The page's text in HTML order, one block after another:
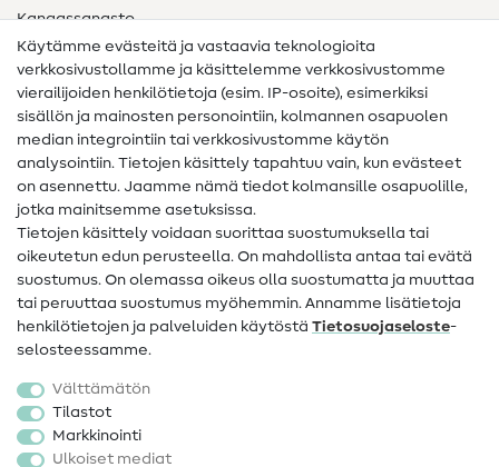
Kangassanasto
Ompelusanasto
Ompeluohjeet
Apua ja yhteystiedot
Yhteystiedot
Tietoa omistajanvaihdoksesta
Peruutusoikeus
Suosittu
Kankaat
Ompelutarvikkeet
Käytämme evästeitä ja vastaavia teknologioita
verkkosivustollamme ja käsittelemme verkkosivustomme
vierailijoiden henkilötietoja (esim. IP-osoite), esimerkiksi
sisällön ja mainosten personointiin, kolmannen osapuolen
median integrointiin tai verkkosivustomme käytön
analysointiin. Tietojen käsittely tapahtuu vain, kun evästeet
on asennettu. Jaamme nämä tiedot kolmansille osapuolille,
jotka mainitsemme asetuksissa.
Tietojen käsittely voidaan suorittaa suostumuksella tai
oikeutetun edun perusteella. On mahdollista antaa tai evätä
suostumus. On olemassa oikeus olla suostumatta ja muuttaa
tai peruuttaa suostumus myöhemmin. Annamme lisätietoja
henkilötietojen ja palveluiden käytöstä Tietosuojaseloste-
selosteessamme.
Välttämätön
Tilastot
Markkinointi
Ulkoiset mediat